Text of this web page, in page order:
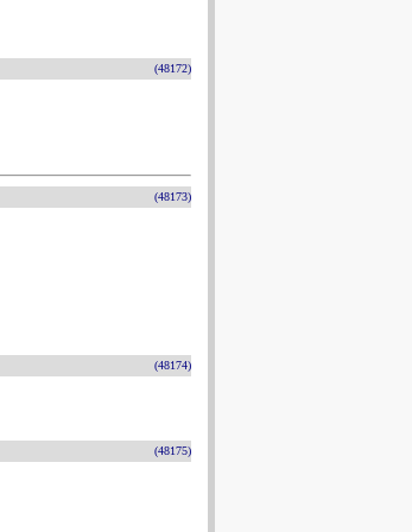
(48172)
(48173)
(48174)
(48175)